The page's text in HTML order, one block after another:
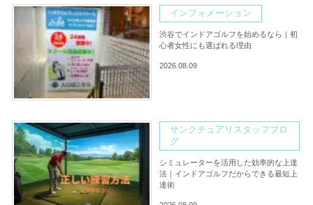
インフォメーション
渋谷でインドアゴルフを始めるなら｜初
心者女性にも選ばれる理由
2026.08.09
サンクチュアリスタッフブロ
グ
シミュレーターを活用した効率的な上達
法｜インドアゴルフだからできる最短上
達術